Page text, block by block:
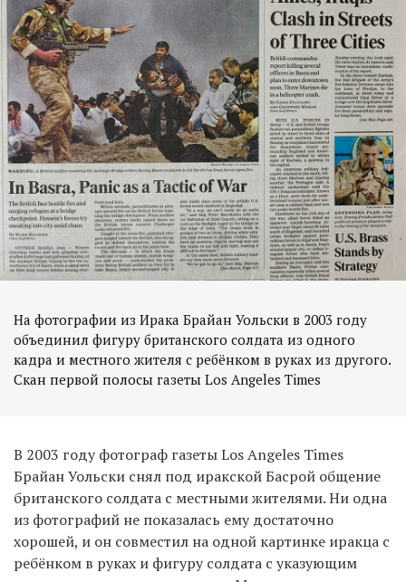
На фотографии из Ирака Брайан Уольски в 2003 году
объединил фигуру британского солдата из одного
кадра и местного жителя с ребёнком в руках из другого.
Скан первой полосы газеты Los Angeles Times
В 2003 году фотограф газеты Los Angeles Times
Брайан Уольски снял под иракской Басрой общение
британского солдата с местными жителями. Ни одна
из фотографий не показалась ему достаточно
хорошей, и он совместил на одной картинке иракца с
ребёнком в руках и фигуру солдата с указующим